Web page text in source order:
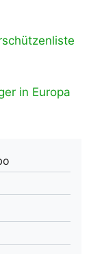
in Europa